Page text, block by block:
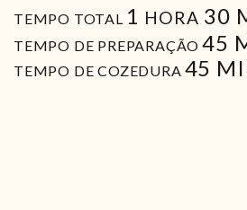
TEMPO TOTAL 1 HORA
HORA 30
TEMPO DE PREPARAÇÃO 45
TEMPO DE COZEDURA 45